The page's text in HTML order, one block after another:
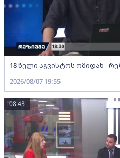
18 წელი აგვისტოს ომიდან -
2026/08/07 19:55
08:43